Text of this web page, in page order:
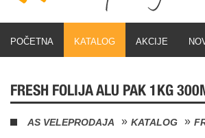
POČETNA KATALOG AKCIJE
FRESH FOLIJA ALU PAK 1KG
AS VELEPRODAJA KATALOG